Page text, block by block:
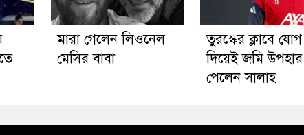
মারা গেলেন লিওনেল
মেসির বাবা
তুরস্কের ক্লাবে যোগ
দিয়েই জমি উপহার
পেলেন সালাহ